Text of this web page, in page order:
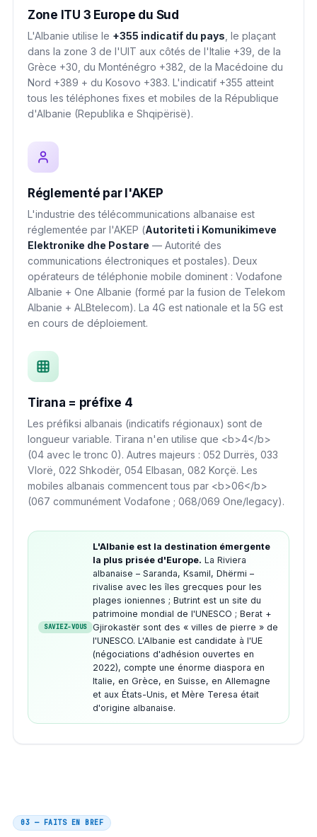
Zone ITU 3 Europe du Sud
L'Albanie utilise le +355 indicatif du pays , le plaçant
dans la zone 3 de l'UIT aux côtés de l'Italie +39, de la
Grèce +30, du Monténégro +382, de la Macédoine du
Nord +389 + du Kosovo +383. L'indicatif +355 atteint
tous les téléphones fixes et mobiles de la République
d'Albanie (Republika e Shqipërisë).
Réglementé par l'AKEP
L'industrie des télécommunications albanaise est
réglementée par l'AKEP (Autoriteti i Komunikimeve
Elektronike dhe Postare — Autorité des
communications électroniques et postales). Deux
opérateurs de téléphonie mobile dominent : Vodafone
Albanie + One Albanie (formé par la fusion de Telekom
Albanie + ALBtelecom). La 4G est nationale et la 5G est
en cours de déploiement.
Tirana = préfixe 4
Les préfiksi albanais (indicatifs régionaux) sont de
longueur variable. Tirana n'en utilise que <b>4</b>
(04 avec le tronc 0). Autres majeurs : 052 Durrës, 033
Vlorë, 022 Shkodër, 054 Elbasan, 082 Korçë. Les
mobiles albanais commencent tous par <b>06</b>
(067 communément Vodafone ; 068/069 One/legacy).
SAVIEZ-VOUS
L'Albanie est la destination émergente
la plus prisée d'Europe. La Riviera
albanaise – Saranda, Ksamil, Dhërmi –
rivalise avec les îles grecques pour les
plages ioniennes ; Butrint est un site du
patrimoine mondial de l'UNESCO ; Berat +
Gjirokastër sont des « villes de pierre » de
l'UNESCO. L'Albanie est candidate à l'UE
(négociations d'adhésion ouvertes en
2022), compte une énorme diaspora en
Italie, en Grèce, en Suisse, en Allemagne
et aux États-Unis, et Mère Teresa était
d'origine albanaise.
03 — FAITS EN BREF